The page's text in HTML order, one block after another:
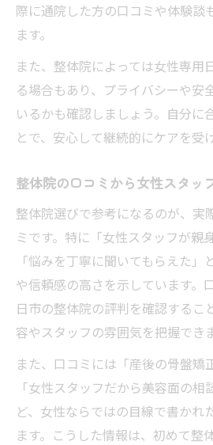
際に通院した方の口コミや体験談
ます。
また、整体院によっては女性専用
る場合もあり、プライバシーや安
いるかも確認しましょう。自分に
とで、安心して継続的にケアを受
整体院の口コミから女性スタッ
整体院選びで参考になるのが、実
ミです。特に「女性スタッフが親
「悩みを丁寧に聞いてもらえた
や信頼感の高さを示しています。
日市の整体院の評判を確認するこ
容やスタッフの雰囲気を把握でき
また、口コミには「産後の骨盤矯
「女性スタッフだから美容面の
ど、女性ならではの目線で書かれ
ます。こうした情報は、初めて整